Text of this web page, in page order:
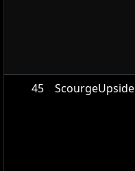
45 ScourgeUpside